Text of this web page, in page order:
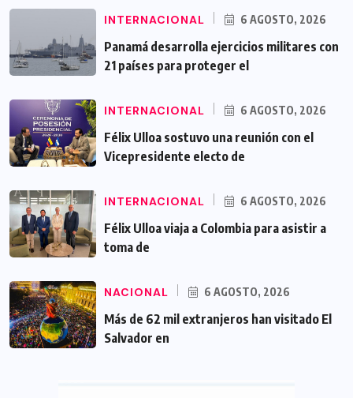
INTERNACIONAL 6 AGOSTO, 2026
Panamá desarrolla ejercicios militares con
21 países para proteger el
INTERNACIONAL 6 AGOSTO, 2026
Félix Ulloa sostuvo una reunión con el
Vicepresidente electo de
INTERNACIONAL 6 AGOSTO, 2026
Félix Ulloa viaja a Colombia para asistir a
toma de
NACIONAL 6 AGOSTO, 2026
Más de 62 mil extranjeros han visitado El
Salvador en